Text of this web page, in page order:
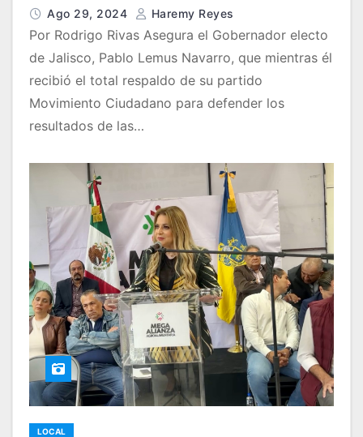
Ago 29, 2024 Haremy Reyes
Por Rodrigo Rivas Asegura el Gobernador electo
de Jalisco, Pablo Lemus Navarro, que mientras él
recibió el total respaldo de su partido
Movimiento Ciudadano para defender los
resultados de las…
LOCAL